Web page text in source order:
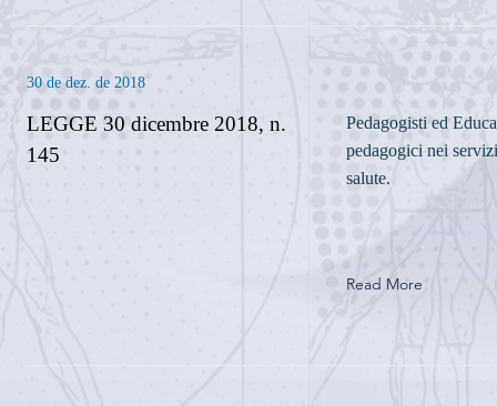
30 de dez. de 2018
LEGGE 30 dicembre 2018, n.
145
Pedagogisti ed
pedagogici nei
salute.
Read More